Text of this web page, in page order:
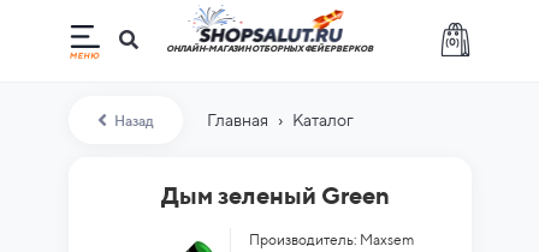
(0)
ОНЛАЙН-МАГАЗИН ОТБОРНЫХ ФЕЙЕРВЕРКОВ
Назад Главная › Каталог
Дым зеленый Green
Производитель: Maxsem